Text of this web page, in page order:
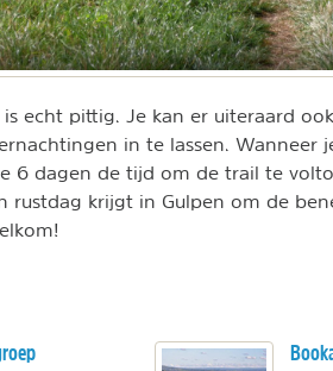
echt pittig. Je kan er uiteraard
in te lassen. Wanneer
6 dagen de tijd om de trail te
rustdag krijgt in Gulpen om de